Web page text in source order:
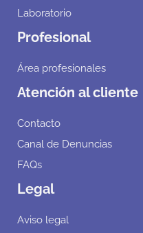
Laboratorio
Profesional
Área profesionales
Atención al cliente
Contacto
Canal de Denuncias
FAQs
Legal
Aviso legal